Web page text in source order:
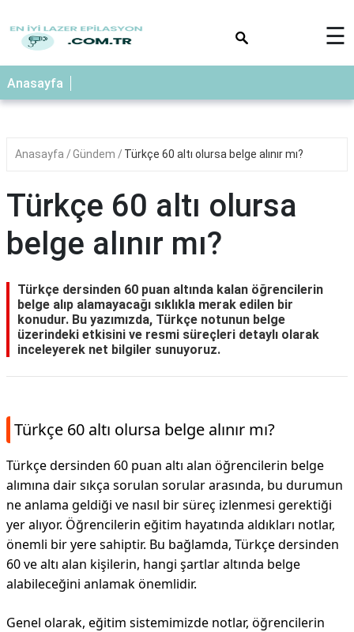
☰
Anasayfa
Anasayfa Gündem Türkçe 60 altı olursa belge alınır mı?
Türkçe 60 altı olursa
belge alınır mı?
Türkçe dersinden 60 puan altında kalan öğrencilerin
belge alıp alamayacağı sıklıkla merak edilen bir
konudur. Bu yazımızda, Türkçe notunun belge
üzerindeki etkisini ve resmi süreçleri detaylı olarak
inceleyerek net bilgiler sunuyoruz.
Türkçe 60 altı olursa belge alınır mı?
Türkçe dersinden 60 puan altı alan öğrencilerin belge
alımına dair sıkça sorulan sorular arasında, bu durumun
ne anlama geldiği ve nasıl bir süreç izlenmesi gerektiği
yer alıyor. Öğrencilerin eğitim hayatında aldıkları notlar,
önemli bir yere sahiptir. Bu bağlamda, Türkçe dersinden
60 ve altı alan kişilerin, hangi şartlar altında belge
alabileceğini anlamak önemlidir.
Genel olarak, eğitim sistemimizde notlar, öğrencilerin